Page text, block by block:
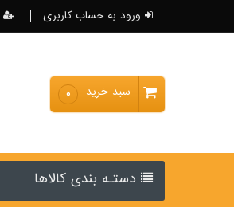
ورود به حساب کاربری
سبد خرید ۰
دستـه بندی کالاها